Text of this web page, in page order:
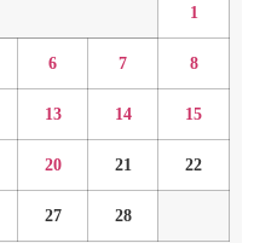
1
6 7 8
13 14 15
20 21 22
27 28